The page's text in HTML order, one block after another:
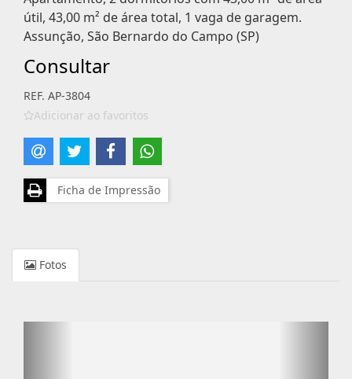
útil, 43,00 m² de área total, 1 vaga de garagem.
Assunção, São Bernardo do Campo (SP)
Consultar
REF. AP-3804
Adicionar ao favoritos
Ficha de Impressão
Fotos